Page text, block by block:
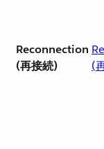
Reconnection
(再接続)
(